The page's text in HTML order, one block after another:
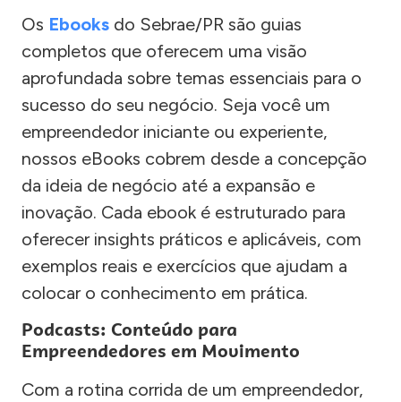
Os Ebooks do Sebrae/PR são guias
completos que oferecem uma visão
aprofundada sobre temas essenciais para o
sucesso do seu negócio. Seja você um
empreendedor iniciante ou experiente,
nossos eBooks cobrem desde a concepção
da ideia de negócio até a expansão e
inovação. Cada ebook é estruturado para
oferecer insights práticos e aplicáveis, com
exemplos reais e exercícios que ajudam a
colocar o conhecimento em prática.
Podcasts: Conteúdo para
Empreendedores em Movimento
Com a rotina corrida de um empreendedor,